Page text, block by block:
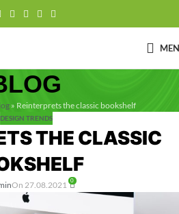
» Reinterprets the classic bookshelf
DESIGN TRENDS
THE CLASSIC
On 27.08.2021 0